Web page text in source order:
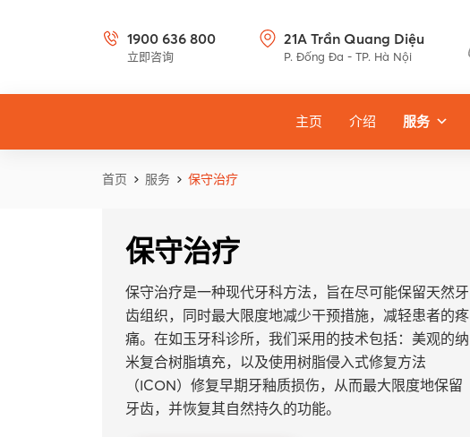
1900 636 800
立即咨询
21A Trần Quang Diệu
P. Đống Đa - TP. Hà Nội
主页 介绍 服务
首页 服务 保守治疗
保守治疗
保守治疗是一种现代牙科方法，旨在尽可能保留天然牙
齿组织，同时最大限度地减少干预措施，减轻患者的疼
痛。在如玉牙科诊所，我们采用的技术包括：美观的纳
米复合树脂填充，以及使用树脂侵入式修复方法
（ICON）修复早期牙釉质损伤，从而最大限度地保留
牙齿，并恢复其自然持久的功能。